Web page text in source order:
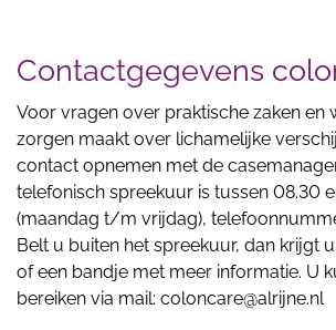
Contactgegevens
Voor vragen over praktische zaken en
zorgen maakt over lichamelijke
contact opnemen met de
telefonisch spreekuur is tussen 08.30
(maandag t/m vrijdag),
Belt u buiten het spreekuur, dan krijgt
of een bandje met meer informatie. U
bereiken via mail: coloncare@alrijne.nl